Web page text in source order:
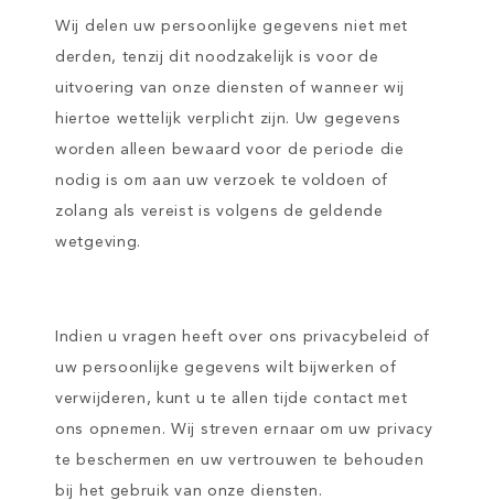
Wij delen uw persoonlijke gegevens niet met
derden, tenzij dit noodzakelijk is voor de
uitvoering van onze diensten of wanneer wij
hiertoe wettelijk verplicht zijn. Uw gegevens
worden alleen bewaard voor de periode die
nodig is om aan uw verzoek te voldoen of
zolang als vereist is volgens de geldende
wetgeving.
Indien u vragen heeft over ons privacybeleid of
uw persoonlijke gegevens wilt bijwerken of
verwijderen, kunt u te allen tijde contact met
ons opnemen. Wij streven ernaar om uw privacy
te beschermen en uw vertrouwen te behouden
bij het gebruik van onze diensten.